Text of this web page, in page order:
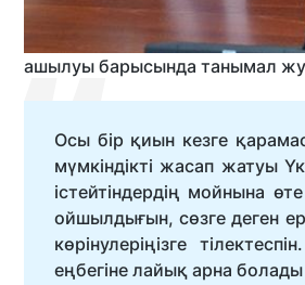
ашылуы барысында танымал
Осы бір қиын кезге
мүмкіндікті жасап жатуы
істейтіндердің мойнына
ойшылдығын, сөзге деген
көрінулеріңізге
еңбегіне лайық арна